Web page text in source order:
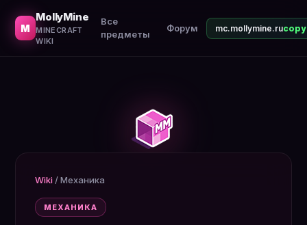
M
MollyMine
MINECRAFT
WIKI
Все
предметы
Форум mc.mollymine.ru
Wiki /Механика
МЕХАНИКА